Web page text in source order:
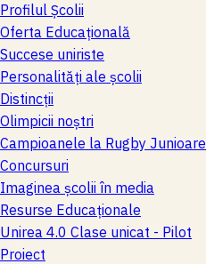
Profilul Școlii
Oferta Educațională
Succese uniriste
Personalităţi ale şcolii
Distincţii
Olimpicii noştri
Campioanele la Rugby Junioare
Concursuri
Imaginea şcolii în media
Resurse Educaționale
Unirea 4.0 Clase unicat - Pilot
Proiect